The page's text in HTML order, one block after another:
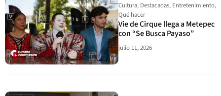
Cultura, Destacadas, Entretenimiento,
Qué hacer
Vie de Cirque llega a Metepec
con “Se Busca Payaso”
julio 11, 2026